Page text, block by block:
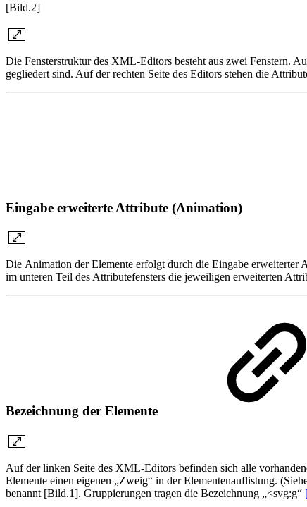
[Bild.2]
Die Fensterstruktur des XML-Editors besteht aus zwei Fenstern.
gegliedert sind. Auf der rechten Seite des Editors stehen die
Eingabe erweiterte Attribute (Animation)
Die Animation der Elemente erfolgt durch die Eingabe erweiterter
im unteren Teil des Attributefensters die jeweiligen erweiterten
Bezeichnung der Elemente
Auf der linken Seite des XML-Editors befinden sich alle
Elemente einen eigenen „Zweig“ in der Elementenauflistung.
benannt [Bild.1]. Gruppierungen tragen die Bezeichnung „<svg:g“